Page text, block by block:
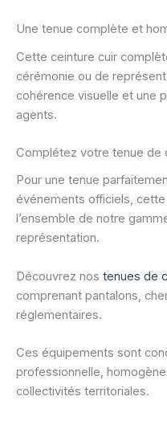
Une tenue complète et
Cette ceinture cuir
cérémonie ou de
cohérence visuelle et une
agents.
Complétez votre tenue de
Pour une tenue
événements officiels,
l’ensemble de notre
représentation.
Découvrez nos tenues de
comprenant pantalons,
réglementaires.
Ces équipements sont
professionnelle,
collectivités territoriales.